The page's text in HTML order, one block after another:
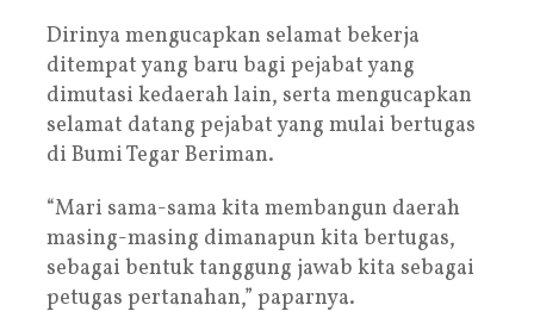
Dirinya mengucapkan selamat bekerja
ditempat yang baru bagi pejabat yang
dimutasi kedaerah lain, serta mengucapkan
selamat datang pejabat yang mulai bertugas
di Bumi Tegar Beriman.
“Mari sama-sama kita membangun daerah
masing-masing dimanapun kita bertugas,
sebagai bentuk tanggung jawab kita sebagai
petugas pertanahan,” paparnya.